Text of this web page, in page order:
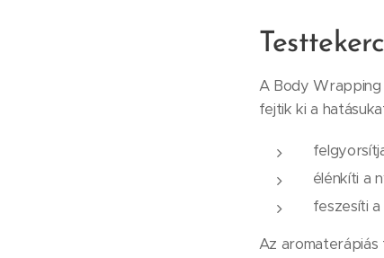
A Body Wrapping
fejtik ki a
élénkíti a
feszesíti
Az aromaterápiás